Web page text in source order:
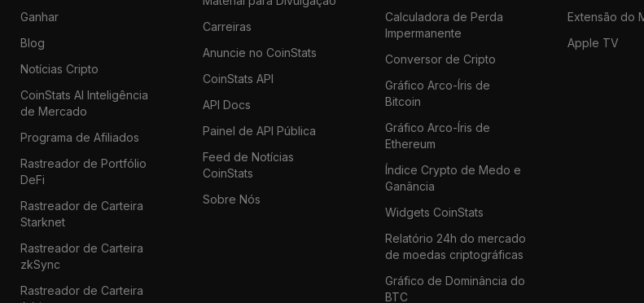
Ganhar
Blog
Notícias Cripto
CoinStats AI Inteligência
de Mercado
Programa de Afiliados
Rastreador de Portfólio
DeFi
Rastreador de Carteira
Starknet
Rastreador de Carteira
zkSync
Rastreador de Carteira
Carreiras
Anuncie no CoinStats
CoinStats API
API Docs
Painel de API Pública
Feed de Notícias
CoinStats
Sobre Nós
Calculadora de Perda
Impermanente
Conversor de Cripto
Gráfico Arco-Íris de
Bitcoin
Gráfico Arco-Íris de
Ethereum
Índice Crypto de Medo e
Ganância
Widgets CoinStats
Relatório 24h do mercado
de moedas criptográficas
Gráfico de Dominância do
BTC
Extensão do
Apple TV